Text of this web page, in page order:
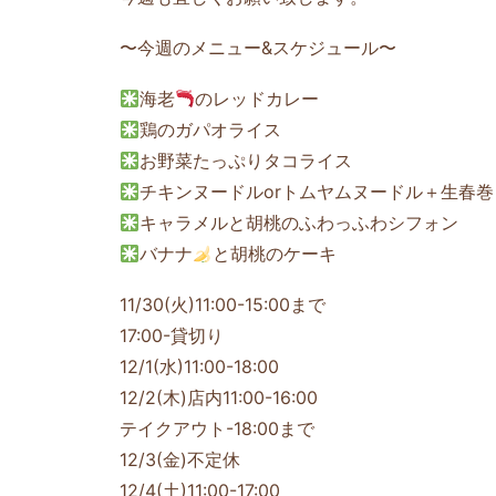
〜今週のメニュー&スケジュール〜
海老
のレッドカレー
鶏のガパオライス
お野菜たっぷりタコライス
チキンヌードルorトムヤムヌードル＋生春
キャラメルと胡桃のふわっふわシフォン
バナナ
と胡桃のケーキ
11/30(火)11:00-15:00まで
17:00-貸切り
12/1(水)11:00-18:00
12/2(木)店内11:00-16:00
テイクアウト-18:00まで
12/3(金)不定休
12/4(土)11:00-17:00